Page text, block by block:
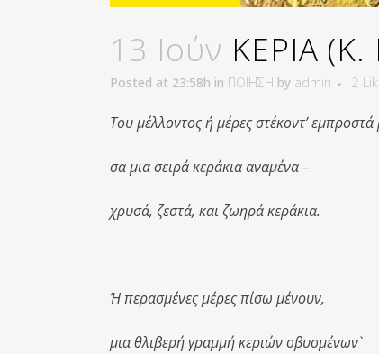
13 Ιούν ΚΕΡΙΑ
Posted at 23:58h in ΠΟΙΗΣΗ by admin 2
Του μέλλοντος ή μέρες στέκοντ’ εμπροστά
σα μια σειρά κεράκια αναμένα –
χρυσά, ζεστά, και ζωηρά κεράκια.
Ή περασμένες μέρες πίσω μένουν,
μια θλιβερή γραμμή κεριών σβυσμένων`